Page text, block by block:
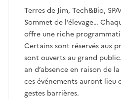
Terres de Jim, Tech&Bio,
Sommet de l’élevage…
offre une riche
Certains sont réservés aux
sont ouverts au grand
an d’absence en raison de
ces événements auront lieu
gestes barrières.